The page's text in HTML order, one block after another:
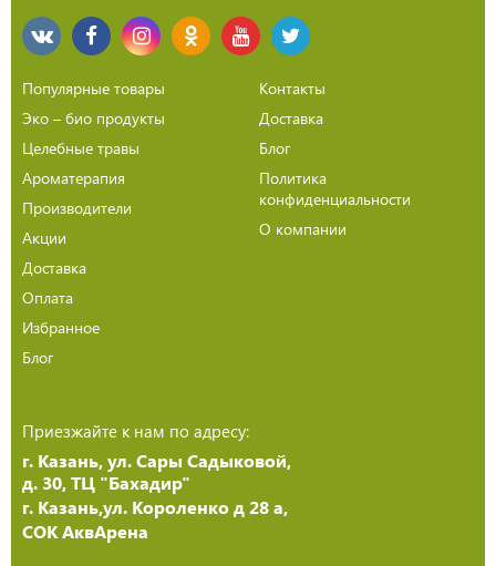
Популярные товары
Эко – био продукты
Целебные травы
Ароматерапия
Производители
Акции
Доставка
Оплата
Избранное
Блог
Контакты
Доставка
Блог
Политика
конфиденциальности
О компании
Приезжайте к нам по адресу:
г. Казань, ул. Сары Садыковой,
д. 30, ТЦ "Бахадир"
г. Казань,ул. Короленко д 28 а,
СОК АквАрена